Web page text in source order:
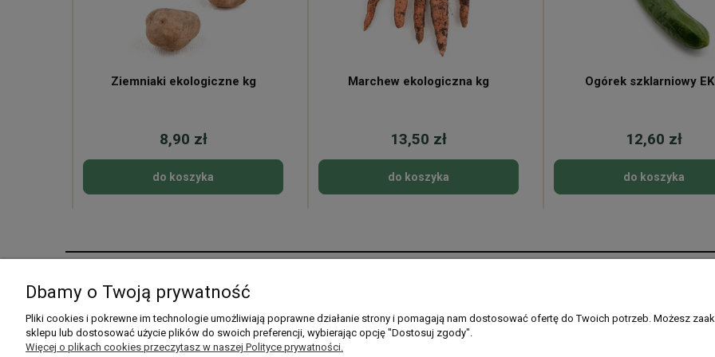
Ziemniaki ekologiczne kg
8,90 zł
do koszyka
Marchew ekologiczna kg
13,50 zł
do koszyka
Ogórek szklarniowy
12,60 zł
do koszyka
Pomoc
Pytania i odpowiedzi
Listy zakupowe
Twoje zamówienia
Ustawienia konta
Formy płatności
Gdzie dostarczamy
Regulamin sklepu
Dbamy o Twoją prywatność
Pliki cookies i pokrewne im technologie umożliwiają poprawne działanie strony i pomagają nam dostosować ofertę do Twoich potrzeb. Możesz
sklepu lub dostosować użycie plików do swoich preferencji, wybierając opcję "Dostosuj zgody".
Więcej o plikach cookies przeczytasz w naszej Polityce prywatności.